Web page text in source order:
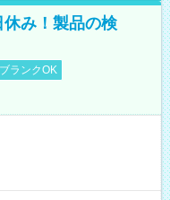
み！製品の検
ブランクOK